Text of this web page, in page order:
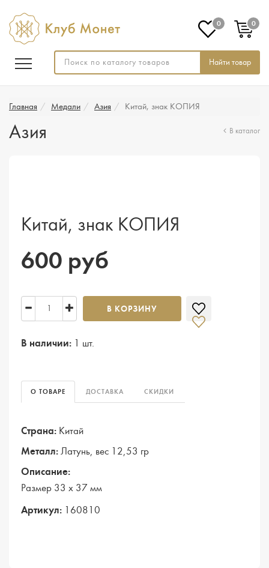
Найти товар
0 0
Главная Медали Азия Китай, знак КОПИЯ
Азия В каталог
Китай, знак КОПИЯ
600 руб
В КОРЗИНУ
В наличии: 1 шт.
О ТОВАРЕ ДОСТАВКА СКИДКИ
Страна: Китай
Металл: Латунь, вес 12,53 гр
Описание:
Размер 33 х 37 мм
Артикул: 160810